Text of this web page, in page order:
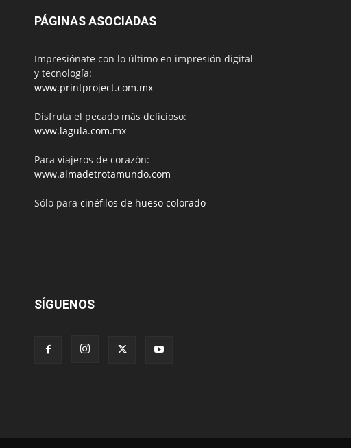
PÁGINAS ASOCIADAS
Impresiónate con lo último en impresión digital
y tecnología:
www.printproject.com.mx
Disfruta el pecado más delicioso:
www.lagula.com.mx
Para viajeros de corazón:
www.almadetrotamundo.com
Sólo para cinéfilos de hueso colorado
SÍGUENOS